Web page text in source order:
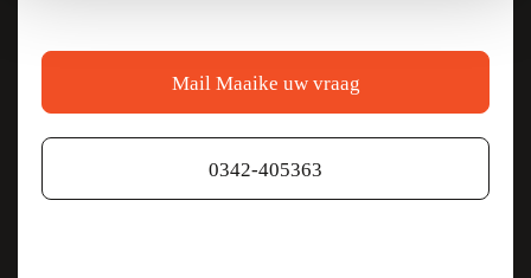
ShowroomMail Maaike uw vraag
0342-405363